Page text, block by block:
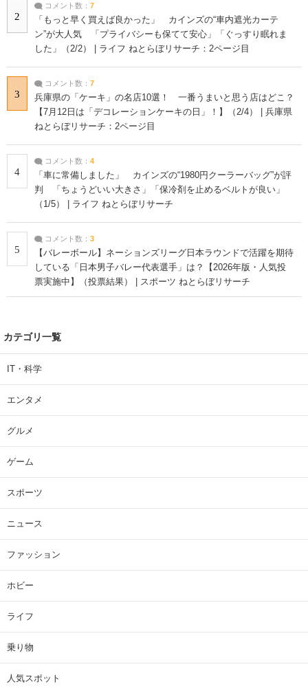
2
コメント数： 7
「もっと早く買えば良かった」 カインズの“車内遮光カーテ
ン”が大人気 「プライバシーも保てて安心」「ぐっすり眠れま
した」（2/2） | ライフ ねとらぼリサーチ：2ページ目
3
コメント数： 7
兵庫県の「ケーキ」の名店10選！ 一番うまいと思う店はどこ？
【7月12日は「デコレーションケーキの日」！】（2/4） | 兵庫県
ねとらぼリサーチ：2ページ目
4
コメント数： 4
「車に常備しました」 カインズの“1980円クーラーバッグ”が評
判 「ちょうどいい大きさ」「保冷剤を止めるベルトが良い」
（1/5） | ライフ ねとらぼリサーチ
5
コメント数： 3
【バレーボール】ネーションズリーグ日本ラウンドで活躍を期待
している「日本男子バレー代表選手」は？【2026年版・人気投
票実施中】（投票結果） | スポーツ ねとらぼリサーチ
カテゴリ一覧
IT・科学
エンタメ
グルメ
ゲーム
スポーツ
ニュース
ファッション
ホビー
ライフ
乗り物
人気スポット